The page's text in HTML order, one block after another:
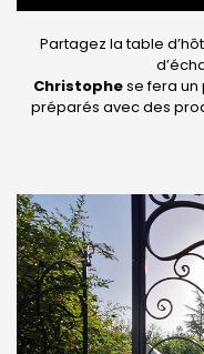
Partagez la table
Christophese fera un
préparés avec des